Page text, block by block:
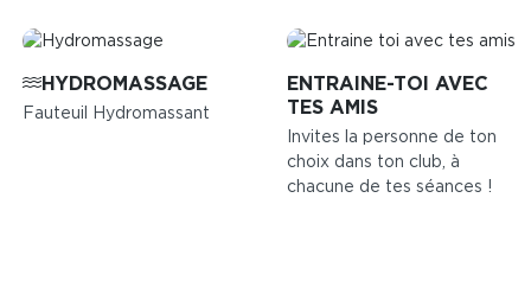
Image
HYDROMASSAGE
Fauteuil Hydromassant
Image
ENTRAINE-TOI AVEC
TES AMIS
Invites la personne de ton
choix dans ton club, à
chacune de tes séances !